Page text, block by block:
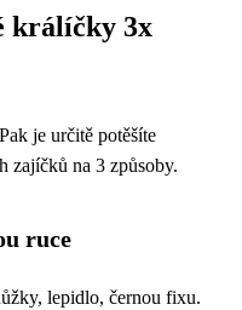
králíčky 3x
je určitě potěšíte
zajíčků na 3 způsoby.
ruce
lepidlo, černou fixu.